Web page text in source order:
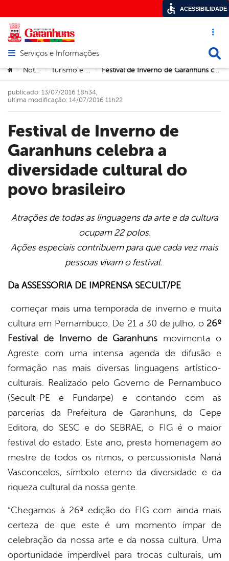
Acesso
Abrir menu principal de navegação
Serviços e Informações
Você está aqui:
> Notícias > Turismo e Cultura > Festival de Inverno de Garanhuns celebra a diversidade cultural do povo brasileiro
Festival de Inverno de
Garanhuns celebra a
diversidade cultural do
povo brasileiro
publicado: 13/07/2016 18h34,
última modificação: 14/07/2016 11h22
Atrações de todas as linguagens da arte e da cultura
ocupam 22 polos.
Ações especiais contribuem para que cada vez mais
pessoas vivam o festival.
Da ASSESSORIA DE IMPRENSA SECULT/PE
começar mais uma temporada de inverno e muita
cultura em Pernambuco. De 21 a 30 de julho, o 26º
Festival de Inverno de Garanhuns movimenta o
Agreste com uma intensa agenda de difusão e
formação nas mais diversas linguagens artístico-
culturais. Realizado pelo Governo de Pernambuco
(Secult-PE e Fundarpe) e contando com as
parcerias da Prefeitura de Garanhuns, da Cepe
Editora, do SESC e do SEBRAE, o FIG é o maior
festival do estado. Este ano, presta homenagem ao
mestre de todos os ritmos, o percussionista Naná
Vasconcelos, símbolo eterno da diversidade e da
riqueza cultural da nossa gente.
“Chegamos à 26ª edição do FIG com ainda mais
certeza de que este é um momento ímpar de
celebração da nossa arte e da nossa cultura. Uma
oportunidade imperdível para trocas culturais, um
ACESSIBILIDADE